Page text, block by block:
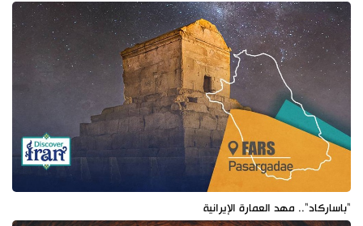
"باساركاد".. مهد العمارة الإيرانية